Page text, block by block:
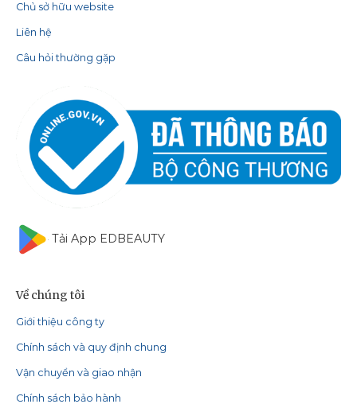
Chủ sở hữu website
Liên hệ
Câu hỏi thường gặp
Tải App EDBEAUTY
Về chúng tôi
Giới thiệu công ty
Chính sách và quy định chung
Vận chuyển và giao nhận
Chính sách bảo hành